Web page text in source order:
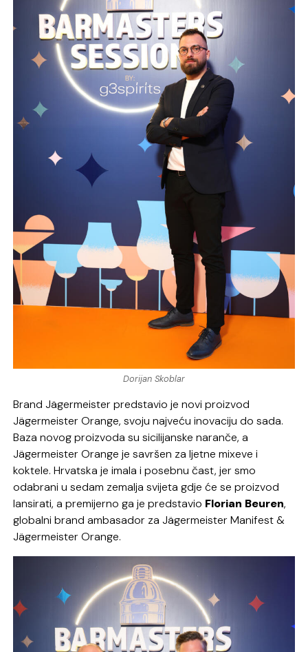
Dorijan Skoblar
Brand Jägermeister predstavio je novi proizvod
Jägermeister Orange, svoju najveću inovaciju do sada.
Baza novog proizvoda su sicilijanske naranče, a
Jägermeister Orange je savršen za ljetne mixeve i
koktele. Hrvatska je imala i posebnu čast, jer smo
odabrani u sedam zemalja svijeta gdje će se proizvod
lansirati, a premijerno ga je predstavio Florian Beuren,
globalni brand ambasador za Jägermeister Manifest &
Jägermeister Orange.